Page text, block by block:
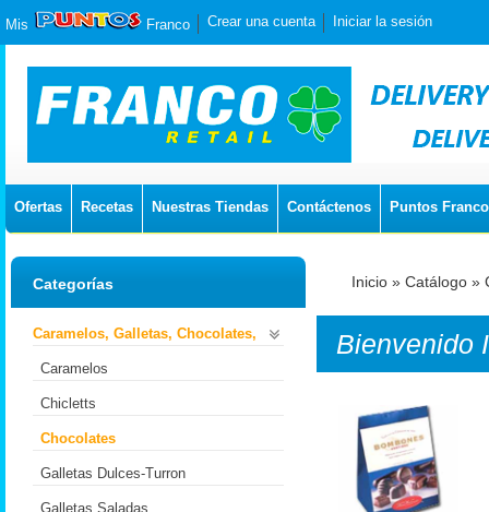
Mis Franco Crear una cuenta Iniciar la sesión
Ofertas Recetas Nuestras Tiendas Contáctenos Puntos Franco
Inicio » Catálogo »
Bienvenido
Categorías
Caramelos, Galletas, Chocolates,
Caramelos
Chicletts
Chocolates
Galletas Dulces-Turron
Galletas Saladas